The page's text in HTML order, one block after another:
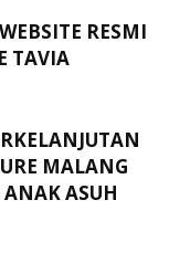
RESMI
TAVIA
MALANG
ASUH